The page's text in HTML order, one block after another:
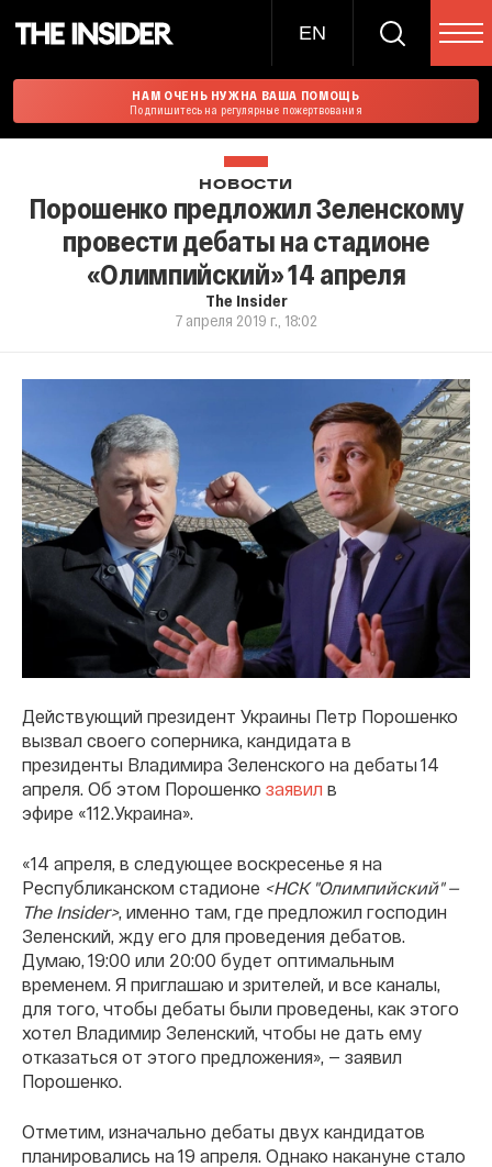
EN
НАМ ОЧЕНЬ НУЖНА ВАША ПОМОЩЬ
Подпишитесь на регулярные пожертвования
НОВОСТИ
Порошенко предложил Зеленскому
провести дебаты на стадионе
«Олимпийский» 14 апреля
The Insider
7 апреля 2019 г., 18:02
Действующий президент Украины Петр Порошенко
вызвал своего соперника, кандидата в
президенты Владимира Зеленского на дебаты 14
апреля. Об этом Порошенко заявил в
эфире «112.Украина».
«14 апреля, в следующее воскресенье я на
Республиканском стадионе <НСК "Олимпийский" —
The Insider>, именно там, где предложил господин
Зеленский, жду его для проведения дебатов.
Думаю, 19:00 или 20:00 будет оптимальным
временем. Я приглашаю и зрителей, и все каналы,
для того, чтобы дебаты были проведены, как этого
хотел Владимир Зеленский, чтобы не дать ему
отказаться от этого предложения», — заявил
Порошенко.
Отметим, изначально дебаты двух кандидатов
планировались на 19 апреля. Однако накануне стало